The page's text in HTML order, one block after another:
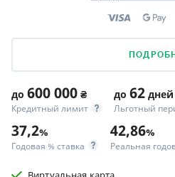
до 600 000 ₴
Кредитный лимит
до 62 дней
Льготный
37,2%
Годовая % ставка
42,86%
Реальная